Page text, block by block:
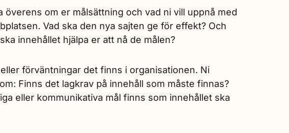
överens om er målsättning och vad ni vill uppnå med
Vad ska den nya sajten ge för effekt? Och
innehållet hjälpa er att nå de målen?
förväntningar det finns i organisationen. Ni
Finns det lagkrav på innehåll som måste finnas?
eller kommunikativa mål finns som innehållet ska